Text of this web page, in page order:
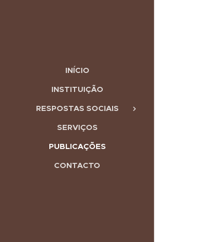
INÍCIO
INSTITUIÇÃO
RESPOSTAS SOCIAIS
SERVIÇOS
PUBLICAÇÕES
CONTACTO